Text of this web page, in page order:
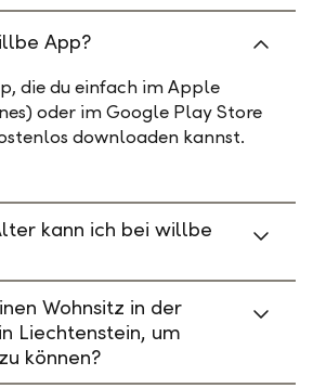
App?
die du einfach im Apple
oder im Google Play Store
downloaden kannst.
kann ich bei willbe
Wohnsitz in der
Liechtenstein, um
können?